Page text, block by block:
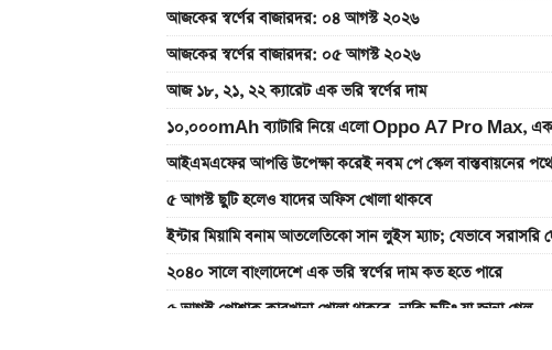
আজকের স্বর্ণের বাজারদর: ০৪ আগস্ট ২০২৬
আজকের স্বর্ণের বাজারদর: ০৫ আগস্ট ২০২৬
আজ ১৮, ২১, ২২ ক্যারেট এক ভরি স্বর্ণের দাম
১০,০০০mAh ব্যাটারি নিয়ে এলো Oppo A7 Pro Max, এক
আইএমএফের আপত্তি উপেক্ষা করেই নবম পে স্কেল বাস্তবায়নের
৫ আগস্ট ছুটি হলেও যাদের অফিস খোলা থাকবে
ইন্টার মিয়ামি বনাম আতলেতিকো সান লুইস ম্যাচ; যেভাবে সরাসরি
২০৪০ সালে বাংলাদেশে এক ভরি স্বর্ণের দাম কত হতে পারে
৫ আগস্ট পোশাক কারখানা খোলা থাকবে, নাকি ছুটি? যা জানা গেল